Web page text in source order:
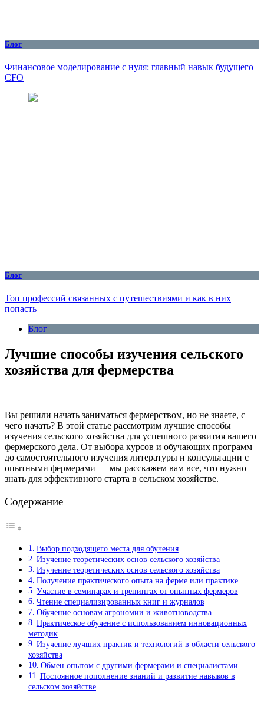
Блог
Финансовое моделирование с нуля: главный навык будущего
CFO
Блог
Топ профессий связанных с путешествиями и как в них
попасть
Блог
Лучшие способы изучения сельского
хозяйства для фермерства
Вы решили начать заниматься фермерством, но не знаете, с
чего начать? В этой статье рассмотрим лучшие способы
изучения сельского хозяйства для успешного развития вашего
фермерского дела. От выбора курсов и обучающих программ
до самостоятельного изучения литературы и консультации с
опытными фермерами — мы расскажем вам все, что нужно
знать для эффективного старта в сельском хозяйстве.
Содержание
Выбор подходящего места для обучения
Изучение теоретических основ сельского хозяйства
Изучение теоретических основ сельского хозяйства
Получение практического опыта на ферме или практике
Участие в семинарах и тренингах от опытных фермеров
Чтение специализированных книг и журналов
Обучение основам агрономии и животноводства
Практическое обучение с использованием инновационных
методик
Изучение лучших практик и технологий в области сельского
хозяйства
Обмен опытом с другими фермерами и специалистами
Постоянное пополнение знаний и развитие навыков в
сельском хозяйстве